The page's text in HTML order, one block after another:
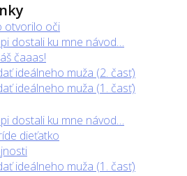
otvorilo oči
dostali ku mne návod…
čaaas!
ideálneho muža (2. časť)
ideálneho muža (1. časť)
dostali ku mne návod…
dieťatko
ideálneho muža (1. časť)